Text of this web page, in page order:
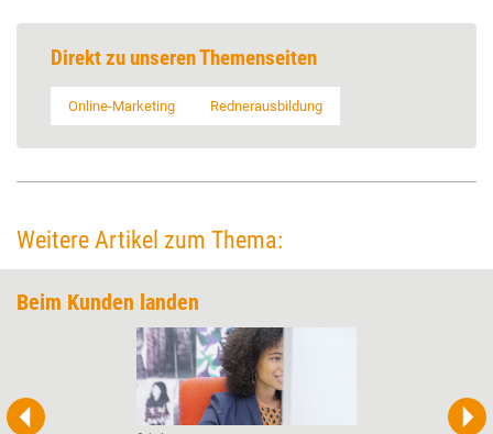
Direkt zu unseren Themenseiten
Online-Marketing Rednerausbildung
Weitere Artikel zum Thema:
Beim Kunden landen